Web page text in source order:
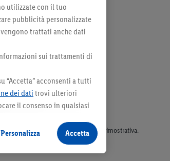
parte dell’assortimento. Ill. dimostrativa.
utilizzate con il tuo
pubblicità personalizzate
trattati anche dati
sui trattamenti di
“Accetta” acconsenti a tutti
dei dati trovi ulteriori
il consenso in qualsiasi
Personalizza Accetta